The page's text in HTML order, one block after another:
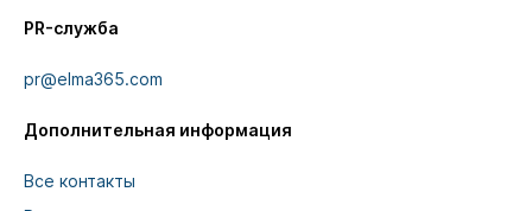
PR-служба
pr@elma365.com
Дополнительная информация
Все контакты